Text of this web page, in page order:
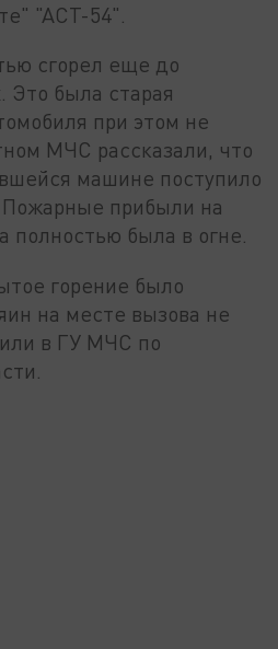
"АСТ-54".
сгорел еще до
Это была старая
при этом не
МЧС рассказали, что
машине поступило
Пожарные прибыли на
полностью была в огне.
горение было
на месте вызова не
в ГУ МЧС по